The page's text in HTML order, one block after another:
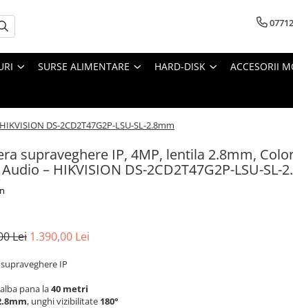
SURSE ALIMENTARE HARD-DISK ACCESORII
DS-2CD2T47G2P-LSU-SL-2.8mm
supraveghere IP, 4MP, lentila 2.8mm,
– HIKVISION DS-2CD2T47G2P-LSU-SL-
Lei 1.390,00 Lei
IP
pana la40 metri
, unghi vizibilitate 180°